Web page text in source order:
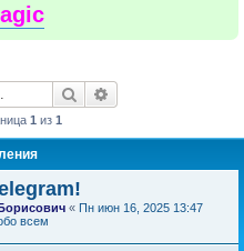
Поиск
1 из 1
« Пн июн 16, 2025 13:47
всем